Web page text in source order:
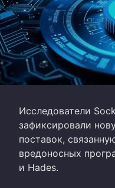
Исследователи
зафиксировали
поставок,
вредоносных
и Hades.